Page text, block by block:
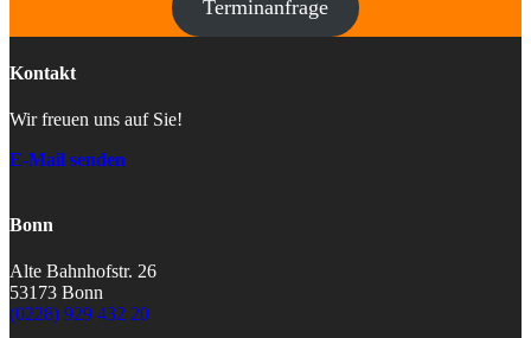
Terminanfrage
Kontakt
Wir freuen uns auf Sie!
E-Mail senden
Bonn
Alte Bahnhofstr. 26
53173 Bonn
(0228) 929 432 20